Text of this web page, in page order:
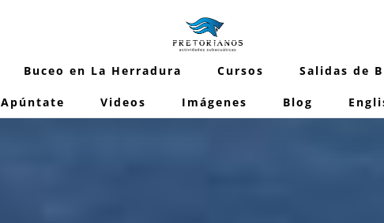
Buceo en La Herradura Cursos Salidas de
Apúntate Videos Imágenes Blog